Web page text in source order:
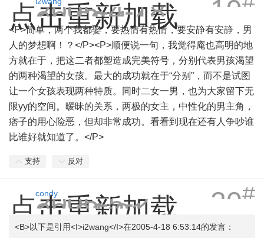
点击重新加载 19
2005-4-18
06:53:14
<P>简单，两个我都娶，要热情有热情，要安静有安静，男
人的梦想啊！？</P><P>顺便说一句，我觉得庵也高明的地
方就在于，把这二者都塑造成完美符号，分别代表男孩渴望
的两种渴望的女孩。最大的成功就在于“分别”，而不是试图
让一个女孩表现两种特质。同时二女一男，也为大家留下无
限yy的空间。暧昧的关系，两极的女主，中性化的男主角，
痞子的用心险恶，但却非常成功。看看到现在还有人争吵谁
比谁好就知道了。</P>
支持 反对
点击重新加载 20#
condy
2005-5-2
22:01:21
<B>以下是引用<I>i2wang</I>在2005-4-18 6:53:14的发言：